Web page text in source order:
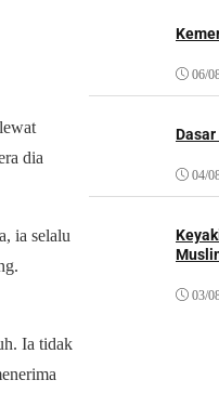
dia
ia selalu
Ia tidak
06/
04/
03/